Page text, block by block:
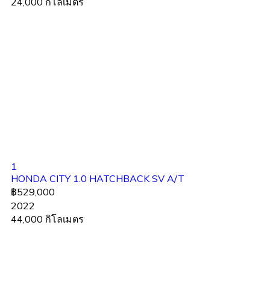
1
HONDA CITY 1.0 HATCHBACK SV A/T
฿529,000
2022
44,000 กิโลเมตร